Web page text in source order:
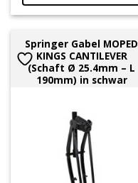
Springer Gabel MOPED
KINGS CANTILEVER
(Schaft Ø 25.4mm – L
190mm) in schwar